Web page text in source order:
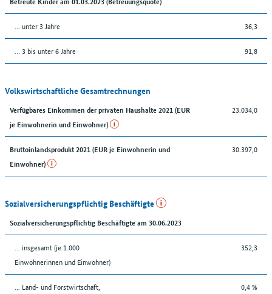
… unter 3 Jahre 36,3
… 3 bis unter 6 Jahre 91,8
Volkswirtschaftliche Gesamtrechnungen
Verfügbares Einkommen der privaten Haushalte 2021 (EUR
je Einwohnerin und Einwohner)
23.034,0
Bruttoinlandsprodukt 2021 (EUR je Einwohnerin und
Einwohner)
30.397,0
Sozialversicherungspflichtig Beschäftigte
Sozialversicherungspflichtig Beschäftigte am 30.06.2023
... insgesamt (je 1.000
Einwohnerinnen und Einwohner)
352,3
... Land- und Forstwirtschaft,
0,4 %